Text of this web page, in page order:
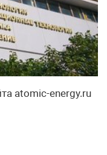
atomic-energy.ru